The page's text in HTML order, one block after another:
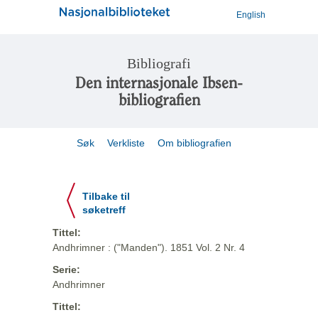
English
Bibliografi
Den internasjonale Ibsen-
bibliografien
Søk Verkliste Om bibliografien
Tilbake til
søketreff
Tittel:
Andhrimner : ("Manden"). 1851 Vol. 2 Nr. 4
Serie:
Andhrimner
Tittel: